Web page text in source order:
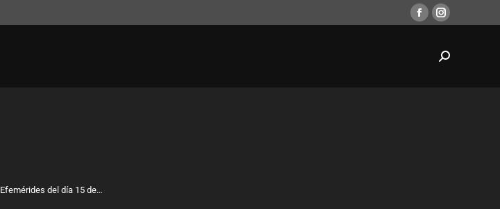
Estás aquí:
Efemérides del día 15 de…